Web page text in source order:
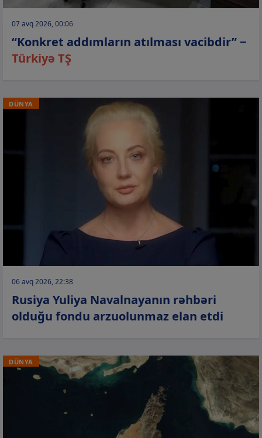
07 avq 2026, 00:06
“Konkret addımların atılması vacibdir” −
Türkiyə TŞ
DÜNYA
06 avq 2026, 22:38
Rusiya Yuliya Navalnayanın rəhbəri
olduğu fondu arzuolunmaz elan etdi
DÜNYA